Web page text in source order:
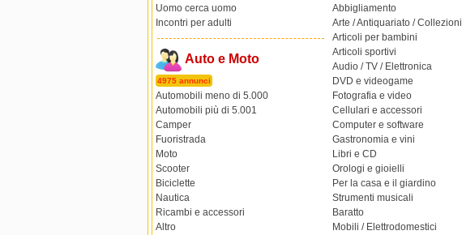
Uomo cerca uomo
Incontri per adulti
Auto e Moto
4975 annunci
Automobili meno di 5.000
Automobili più di 5.001
Camper
Fuoristrada
Moto
Scooter
Biciclette
Nautica
Ricambi e accessori
Altro
Abbigliamento
Arte / Antiquariato / Collezioni
Articoli per bambini
Articoli sportivi
Audio / TV / Elettronica
DVD e videogame
Fotografia e video
Cellulari e accessori
Computer e software
Gastronomia e vini
Libri e CD
Orologi e gioielli
Per la casa e il giardino
Strumenti musicali
Baratto
Mobili / Elettrodomestici